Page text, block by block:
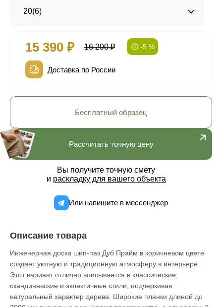
20(6)
15 390 ₽ 16 200 ₽ -5 %
Доставка по России
Рассчитать точную цену
Вы получите точную смету
и раскладку для вашего объекта
Или напишите в мессенджер
Бесплатный образец
Описание товара
Инженерная доска шип-паз Дуб Прайм в коричневом цвете
создает уютную и традиционную атмосферу в интерьере.
Этот вариант отлично вписывается в классические,
скандинавские и эклектичные стили, подчеркивая
натуральный характер дерева. Широкие планки длиной до